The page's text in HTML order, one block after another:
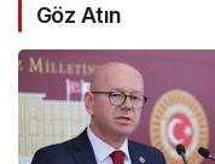
Göz Atın